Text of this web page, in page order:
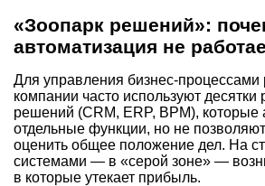
«Зоопарк решений»:
автоматизация не
Для управления бизнес-процессами
компании часто используют десятки
решений (CRM, ERP, BPM), которые
отдельные функции, но не
оценить общее положение дел. На
системами — в «серой зоне» —
в которые утекает прибыль.